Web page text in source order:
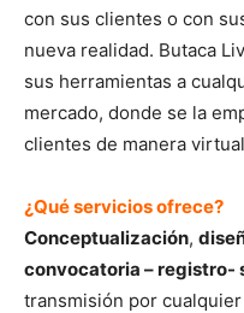
con sus clientes o con
nueva realidad. Butaca
sus herramientas a
mercado, donde se la
clientes de manera
¿Qué servicios ofrece?
Conceptualización,
convocatoria – registro-
transmisión por